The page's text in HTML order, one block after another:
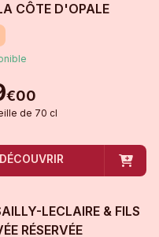
CÔTE D'OPALE
€00
de 70 cl
DÉCOUVRIR
LECLAIRE & FILS
RÉSERVÉE